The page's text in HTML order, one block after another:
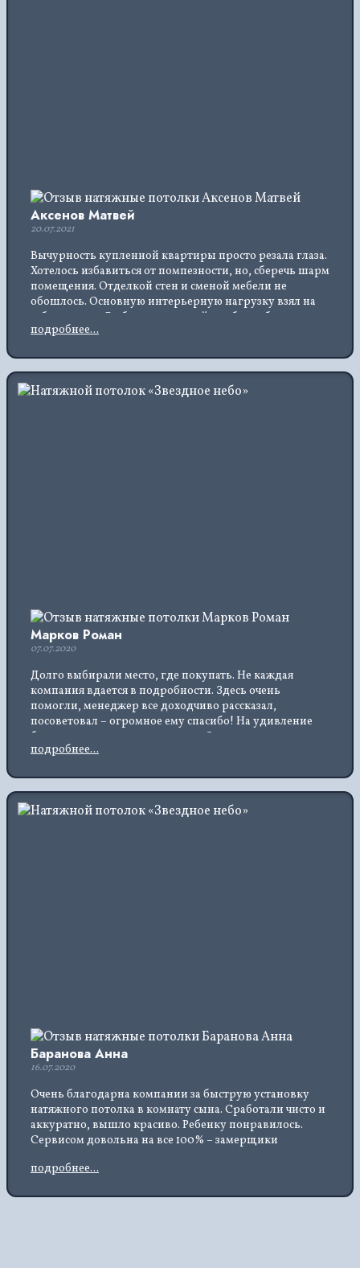
Аксенов Матвей
20.07.2021
Вычурность купленной квартиры просто резала глаза.
Хотелось избавиться от помпезности, но, сберечь шарм
помещения. Отделкой стен и сменой мебели не
обошлось. Основную интерьерную нагрузку взял на
себе потолок. Выбрал сатиновый, чтобы не было
блеска, напоминающего прежний лоск. Не впитывает
микрофиброй и готово. Спасибо мастерам за
подробнее...
Марков Роман
07.07.2020
Долго выбирали место, где покупать. Не каждая
компания вдается в подробности. Здесь очень
помогли, менеджер все доходчиво рассказал,
посоветовал − огромное ему спасибо! На удивление
быстро приехали и установили. Очень качественные
потолки за такую цену, ничем не пахнут, не
шикарно.
подробнее...
Баранова Анна
16.07.2020
Очень благодарна компании за быструю установку
натяжного потолка в комнату сына. Сработали чисто и
аккуратно, вышло красиво. Ребенку понравилось.
Сервисом довольна на все 100% – замерщики
быстро. Цена радует, установка вышла совсем
подробнее...